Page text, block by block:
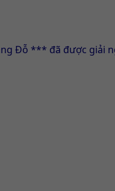
đã được giải ngân